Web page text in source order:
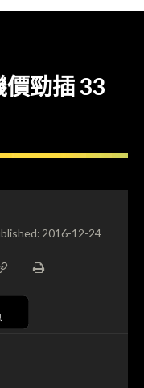
價勁插 33
2016-12-24